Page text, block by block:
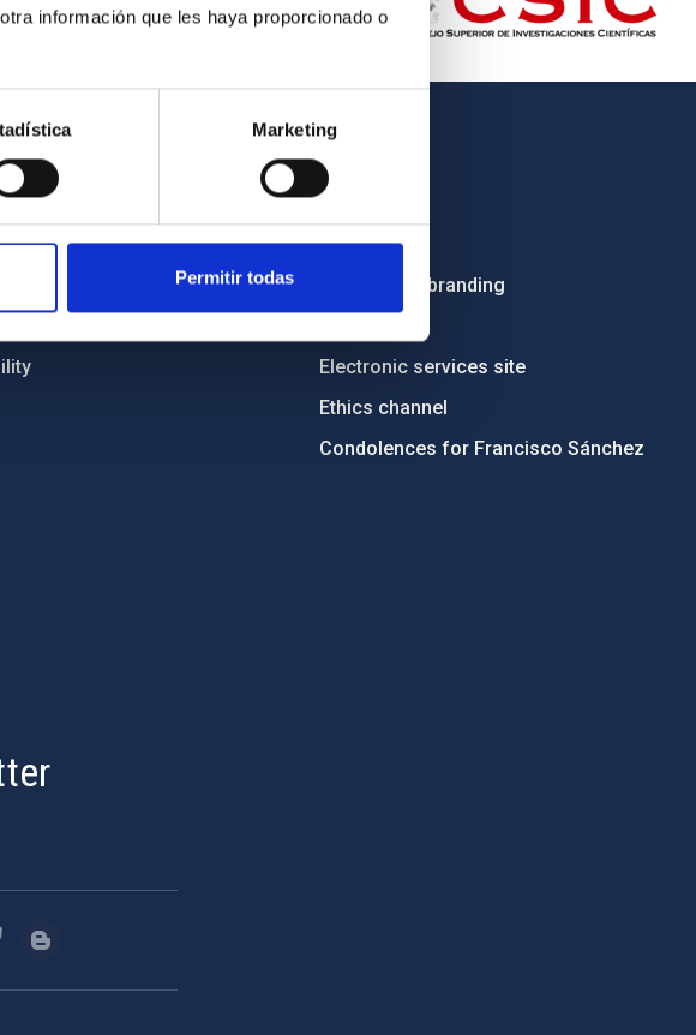
información que les haya proporcionado o
Marketing
Permitir todas
Employment
Tenders
Institutional branding
Electronic services site
Ethics channel
Condolences for Francisco Sánchez